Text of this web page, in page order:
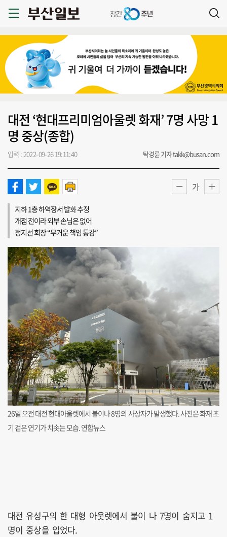
대전 ‘현대프리미엄아울렛 화재’ 7명 사망 1
명 중상(종합)
입력 : 2022-09-26 19:11:40 탁경륜 기자 takk@busan.com
가
지하 1층 하역장서 발화 추정
개점 전이라 외부 손님은 없어
정지선 회장 “무거운 책임 통감”
26일 오전 대전 현대아울렛에서 불이나 8명의 사상자가 발생했다. 사진은 화재 초
기 검은 연기가 치솟는 모습. 연합뉴스
대전 유성구의 한 대형 아웃렛에서 불이 나 7명이 숨지고 1
명이 중상을 입었다.